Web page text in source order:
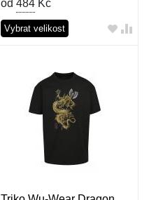
od 484Kč
Vybrat velikost